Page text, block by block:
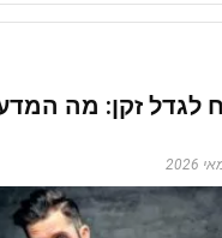
לגדל זקן: מה